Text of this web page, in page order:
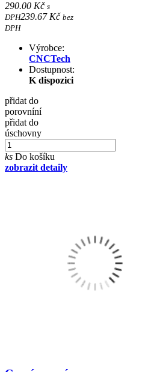
290.00 Kč s
DPH239.67 Kč bez
DPH
Výrobce:
CNCTech
Dostupnost:
K dispozici
přidat do
porovníní
přidat do
úschovny
ks Do košíku
zobrazit detaily